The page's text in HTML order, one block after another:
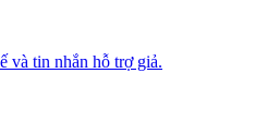
và tin nhắn hỗ trợ giả.